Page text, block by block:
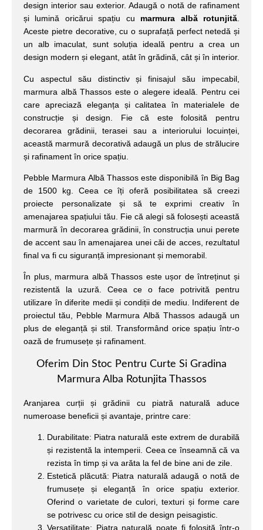
design interior sau exterior. Adaugă o notă de rafinament
și lumină oricărui spațiu cu marmura albă rotunjită
Aceste pietre decorative, cu o suprafață perfect netedă și
un alb imaculat, sunt soluția ideală pentru a crea un
design modern și elegant, atât în grădină, cât și în interior.
Cu aspectul său distinctiv și finisajul său impecabil,
marmura albă Thassos este o alegere ideală. Pentru cei
care apreciază eleganța și calitatea în materialele de
construcție și design. Fie că este folosită pentru
decorarea grădinii, terasei sau a interiorului locuinței,
această marmură decorativă adaugă un plus de strălucire
și rafinament în orice spațiu.
Pebble Marmura Albă Thassos este disponibilă în Big Bag
de 1500 kg. Ceea ce îți oferă posibilitatea să creezi
proiecte personalizate și să te exprimi creativ în
amenajarea spațiului tău. Fie că alegi să folosești această
marmură în decorarea grădinii, în construcția unui perete
de accent sau în amenajarea unei căi de acces, rezultatul
final va fi cu siguranță impresionant și memorabil.
În plus, marmura albă Thassos este ușor de întreținut și
rezistentă la uzură. Ceea ce o face potrivită pentru
utilizare în diferite medii și condiții de mediu. Indiferent de
proiectul tău, Pebble Marmura Albă Thassos adaugă un
plus de eleganță și stil. Transformând orice spațiu într-o
oază de frumusețe și rafinament.
Oferim Din Stoc Pentru Curte Si Gradina
Marmura Alba Rotunjita Thassos
Aranjarea curții și grădinii cu piatră naturală aduce
numeroase beneficii și avantaje, printre care:
Durabilitate: Piatra naturală este extrem de durabilă
și rezistentă la intemperii. Ceea ce înseamnă că va
rezista în timp și va arăta la fel de bine ani de zile.
Estetică plăcută: Piatra naturală adaugă o notă de
frumusețe și eleganță în orice spațiu exterior.
Oferind o varietate de culori, texturi și forme care
se potrivesc cu orice stil de design peisagistic.
Versatilitate: Piatra naturală poate fi folosită într-o